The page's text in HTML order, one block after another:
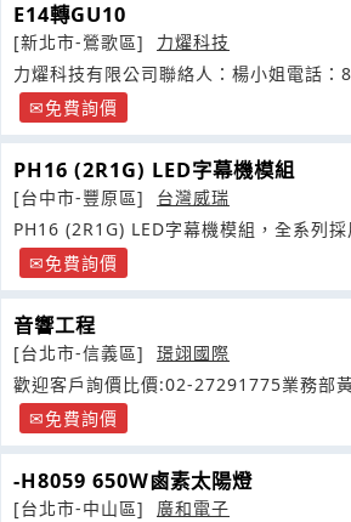
E14轉GU10
[新北市-鶯歌區]
力燿科技
力燿科技有限公司聯絡人：楊小姐電話
免費詢價
PH16 (2R1G) LED字幕機模組
[台中市-豐原區]
台灣威瑞
PH16 (2R1G) LED字幕機模組，全系列
免費詢價
音響工程
[台北市-信義區]
璟翊國際
歡迎客戶詢價比價:02-27291775業務部
高再加多年專業技術經驗
免費詢價
-H8059 650W鹵素太陽燈
[台北市-中山區]
廣和電子